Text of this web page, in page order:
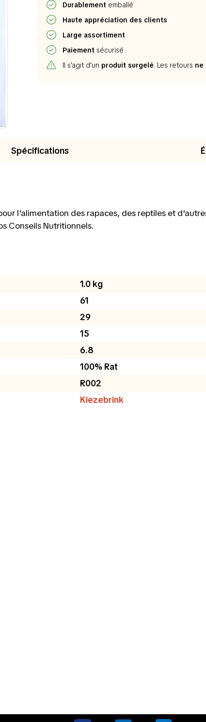
Durablementemballé
Haute appréciation des clients
Large assortiment
Paiementsécurisé
Il s'agit d'un produit surgelé. Les retours ne
Spécifications
l'alimentation des rapaces, des reptiles et
Conseils Nutritionnels.
1.0 kg
61
29
15
6.8
100% Rat
R002
Kiezebrink